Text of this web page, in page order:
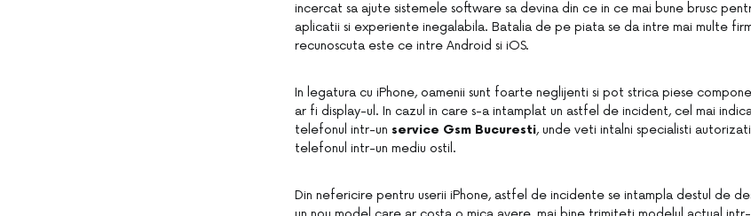
incercat sa ajute sistemele software sa devina din ce in ce mai bune brusc
aplicatii si experiente inegalabila. Batalia de pe piata se da intre mai multe
recunoscuta este ce intre Android si iOS.
In legatura cu iPhone, oamenii sunt foarte neglijenti si pot strica piese
ar fi display-ul. In cazul in care s-a intamplat un astfel de incident, cel mai
telefonul intr-un service Gsm Bucuresti, unde veti intalni specialisti
telefonul intr-un mediu ostil.
Din nefericire pentru userii iPhone, astfel de incidente se intampla destul de